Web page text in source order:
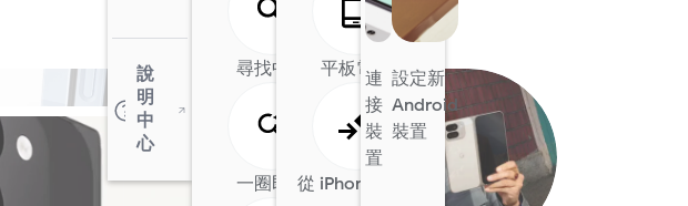
說
明
中
心
尋找中心
一圈即搜
平板電腦
從 iPhone 轉用
連
接
裝
置
設定新
Android
裝置